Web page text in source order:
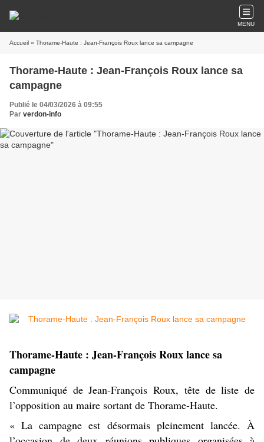
MENU
Accueil » Thorame-Haute : Jean-François Roux lance sa campagne
Thorame-Haute : Jean-François Roux lance sa
campagne
Publié le 04/03/2026 à 09:55
Par verdon-info
Thorame-Haute : Jean-François Roux lance sa
campagne
Communiqué de Jean-François Roux, tête de liste de
l’opposition au maire sortant de Thorame-Haute.
« La campagne est désormais pleinement lancée. À